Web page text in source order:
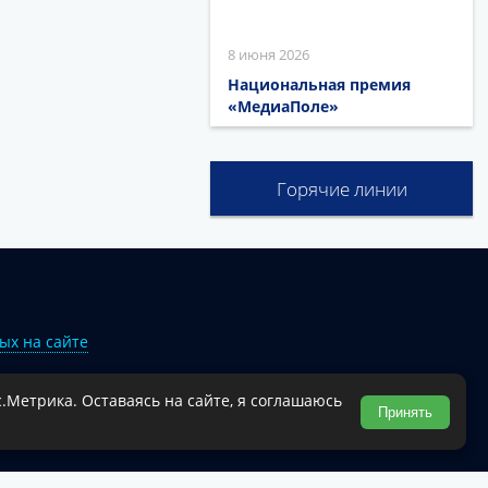
8 июня 2026
Национальная премия
«МедиаПоле»
Горячие линии
на сайте
муниципального округа.
Оставаясь на сайте, я соглашаюсь
Принять